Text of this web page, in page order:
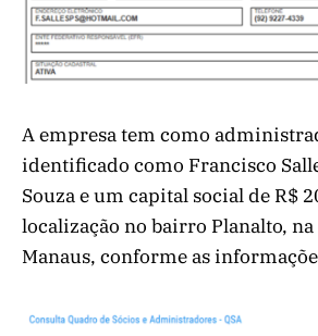
A empresa tem como
identificado como Francisco
Souza e um capital social de R$
localização no bairro Planalto,
Manaus, conforme as